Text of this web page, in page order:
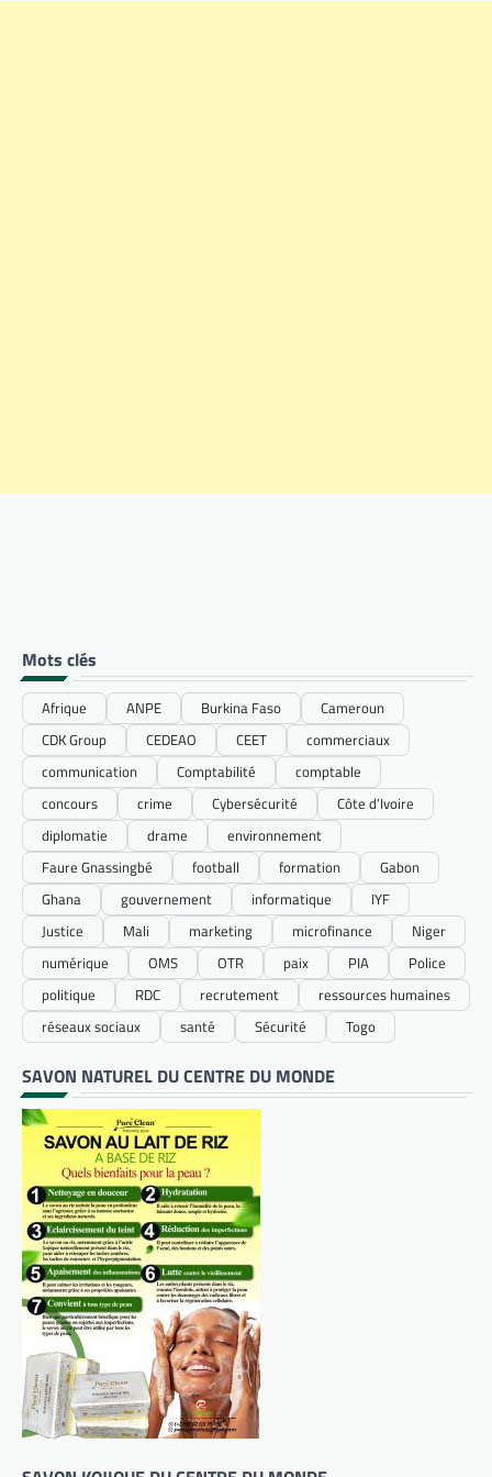
Mots clés
Afrique ANPE Burkina Faso
Cameroun
CDK Group
CEDEAO CEET
commerciaux
communication
Comptabilité
comptable
concours
crime Cybersécurité
Côte d’Ivoire
diplomatie
drame
environnement
Faure Gnassingbé
football formation
Gabon
Ghana
gouvernement informatique
IYF
Justice
Mali marketing microfinance
Niger
numérique
OMS OTR paix PIA
Police
politique
RDC recrutement
ressources humaines
réseaux sociaux
santé Sécurité Togo
SAVON NATUREL DU CENTRE DU MONDE